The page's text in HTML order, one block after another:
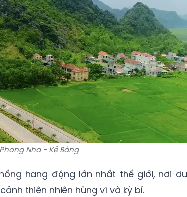
Nha - Kẻ Bàng
hang động lớn nhất thế giới, nơi du
thiên nhiên hùng vĩ và kỳ bí.